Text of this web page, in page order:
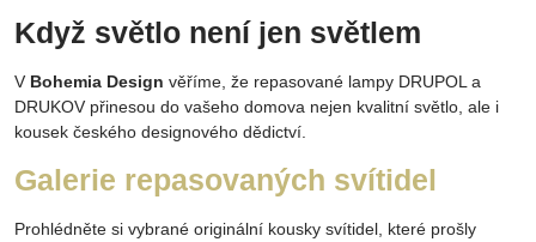
Když světlo není jen světlem
V Bohemia Design věříme, že repasované lampy DRUPOL a
DRUKOV přinesou do vašeho domova nejen kvalitní světlo, ale i
kousek českého designového dědictví.
Galerie repasovaných svítidel
Prohlédněte si vybrané originální kousky svítidel, které prošly